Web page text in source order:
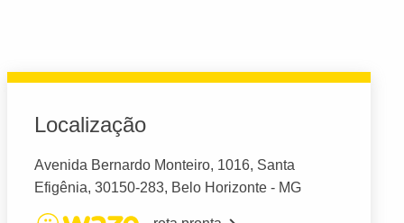
Localização
Avenida Bernardo Monteiro, 1016, Santa
Efigênia, 30150-283, Belo Horizonte - MG